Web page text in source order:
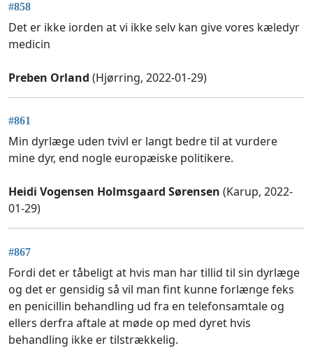
#858
Det er ikke iorden at vi ikke selv kan give vores kæledyr
medicin
Preben Orland (Hjørring, 2022-01-29)
#861
Min dyrlæge uden tvivl er langt bedre til at vurdere
mine dyr, end nogle europæiske politikere.
Heidi Vogensen Holmsgaard Sørensen (Karup, 2022-
01-29)
#867
Fordi det er tåbeligt at hvis man har tillid til sin dyrlæge
og det er gensidig så vil man fint kunne forlænge feks
en penicillin behandling ud fra en telefonsamtale og
ellers derfra aftale at møde op med dyret hvis
behandling ikke er tilstrækkelig.